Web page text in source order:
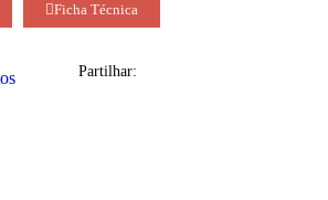
Ficha Técnica
Partilhar: